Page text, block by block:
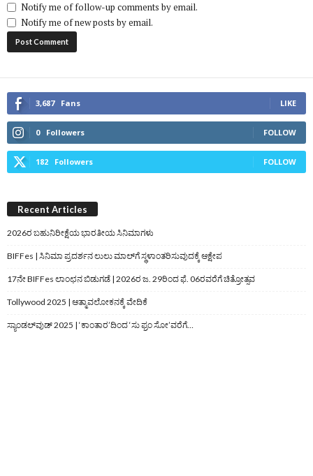
Notify me of follow-up comments by email.
Notify me of new posts by email.
3,687 Fans LIKE
0 Followers FOLLOW
182 Followers FOLLOW
Recent Articles
2026ರ ಬಹುನಿರೀಕ್ಷೆಯ ಭಾರತೀಯ ಸಿನಿಮಾಗಳು
BIFFes | ಸಿನಿಮಾ ಪ್ರದರ್ಶನ ಲುಲು ಮಾಲ್‌ಗೆ ಸ್ಥಳಾಂತರಿಸುವುದಕ್ಕೆ ಆಕ್ಷೇಪ
17ನೇ BIFFes ಲಾಂಛನ ಬಿಡುಗಡೆ | 2026ರ ಜ. 29ರಿಂದ ಫೆ. 06ರವರೆಗೆ ಚಿತ್ರೋತ್ಸವ
Tollywood 2025 | ಆತ್ಮಾವಲೋಕನಕ್ಕೆ ವೇದಿಕೆ
ಸ್ಯಾಂಡಲ್‌ವುಡ್‌ 2025 | ‘ಕಾಂತಾರ’ದಿಂದ ‘ಸು ಫ್ರಂ ಸೋ’ವರೆಗೆ…